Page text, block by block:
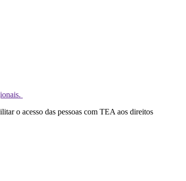
o acesso das pessoas com TEA aos direitos